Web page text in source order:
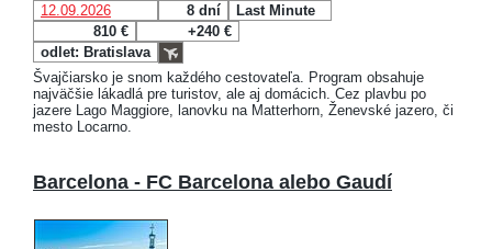
12.09.2026 8 dní
Last Minute
810 €
+240 €
odlet: Bratislava
Švajčiarsko je snom každého cestovateľa. Program obsahuje
najväčšie lákadlá pre turistov, ale aj domácich. Cez plavbu po
jazere Lago Maggiore, lanovku na Matterhorn, Ženevské jazero, či
mesto Locarno.
Barcelona - FC Barcelona alebo Gaudí